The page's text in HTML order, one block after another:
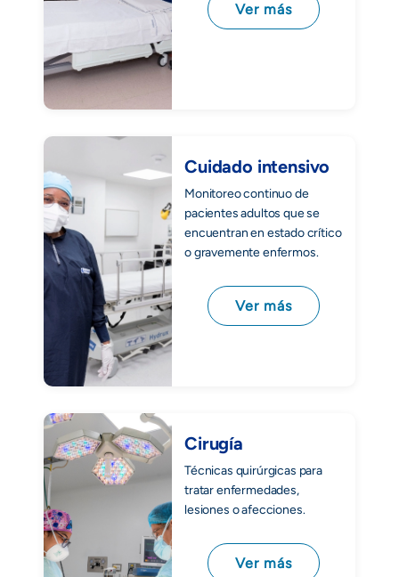
Ver más
Cuidado intensivo
Monitoreo continuo de
pacientes adultos que se
encuentran en estado crítico
o gravemente enfermos.
Ver más
Cirugía
Técnicas quirúrgicas para
tratar enfermedades,
lesiones o afecciones.
Ver más